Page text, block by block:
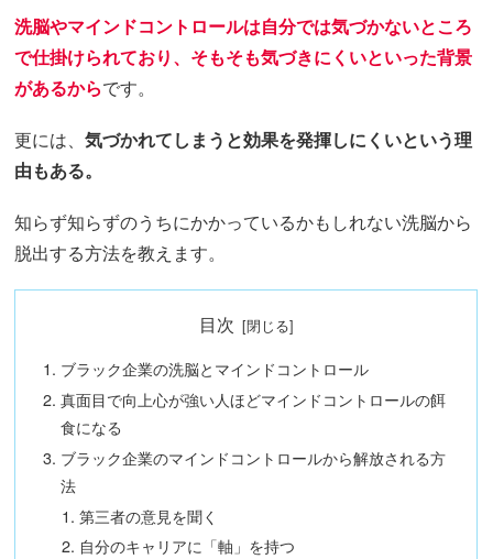
洗脳やマインドコントロールは自分では気づかないところ
で仕掛けられており、そもそも気づきにくいといった背景
があるからです。
更には、気づかれてしまうと効果を発揮しにくいという理
由もある。
知らず知らずのうちにかかっているかもしれない洗脳から
脱出する方法を教えます。
目次
ブラック企業の洗脳とマインドコントロール
真面目で向上心が強い人ほどマインドコントロールの餌
食になる
ブラック企業のマインドコントロールから解放される方
法
第三者の意見を聞く
自分のキャリアに「軸」を持つ